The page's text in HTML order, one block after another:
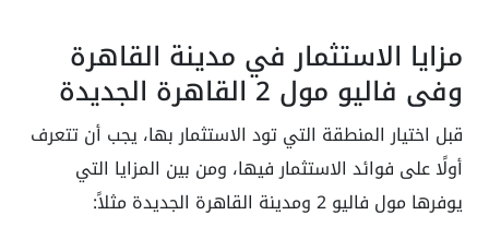
مزايا الاستثمار في مدينة القاهرة
وفي فاليو مول 2 القاهرة الجديدة
قبل اختيار المنطقة التي تود الاستثمار بها، يجب أن تتعرف
أولًا على فوائد الاستثمار فيها، ومن بين المزايا التي
يوفرها مول فاليو 2 ومدينة القاهرة الجديدة مثلاً: